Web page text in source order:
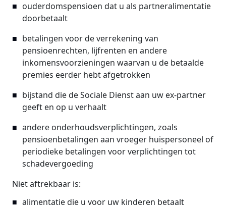
ouderdomspensioen dat u als partneralimentatie
doorbetaalt
betalingen voor de verrekening van
pensioenrechten, lijfrenten en andere
inkomensvoorzieningen waarvan u de betaalde
premies eerder hebt afgetrokken
bijstand die de Sociale Dienst aan uw ex-partner
geeft en op u verhaalt
andere onderhoudsverplichtingen, zoals
pensioenbetalingen aan vroeger huispersoneel of
periodieke betalingen voor verplichtingen tot
schadevergoeding
Niet aftrekbaar is:
alimentatie die u voor uw kinderen betaalt